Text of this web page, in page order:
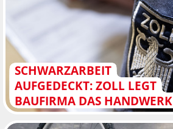
SCHWARZARBEIT
AUFGEDECKT: ZOLL LEGT
BAUFIRMA DAS HANDWERK